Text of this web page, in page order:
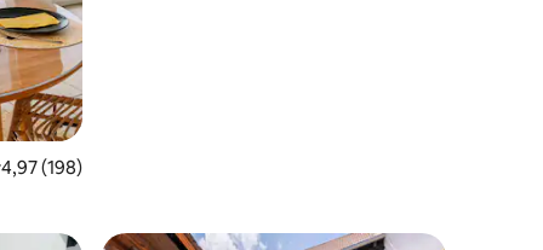
ortalama 4,97 puan, 198 değerlendirme
4,97 (198)